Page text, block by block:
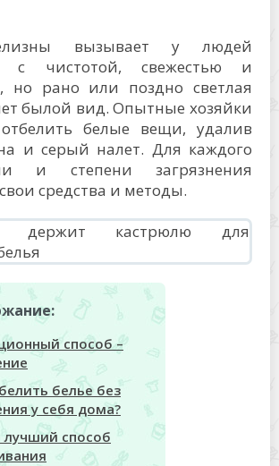
вызывает у людей
с чистотой, свежестью и
но рано или поздно светлая
былой вид. Опытные хозяйки
белые вещи, удалив
и серый налет. Для каждого
и степени загрязнения
средства и методы.
способ –
белье без
у себя дома?
способ